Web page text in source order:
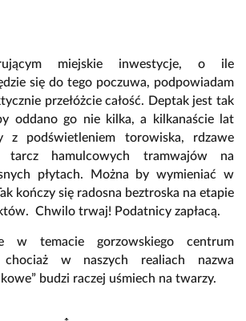
miejskie inwestycje, o ile
się do tego poczuwa, podpowiadam
przełóżcie całość. Deptak jest tak
oddano go nie kilka, a kilkanaście lat
podświetleniem torowiska, rdzawe
tarcz hamulcowych tramwajów na
płytach. Można by wymieniać w
kończy się radosna beztroska na etapie
Chwilo trwaj! Podatnicy zapłacą.
w temacie gorzowskiego centrum
chociaż w naszych realiach nazwa
budzi raczej uśmiech na twarzy.